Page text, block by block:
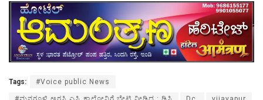
Tags: #Voice public News